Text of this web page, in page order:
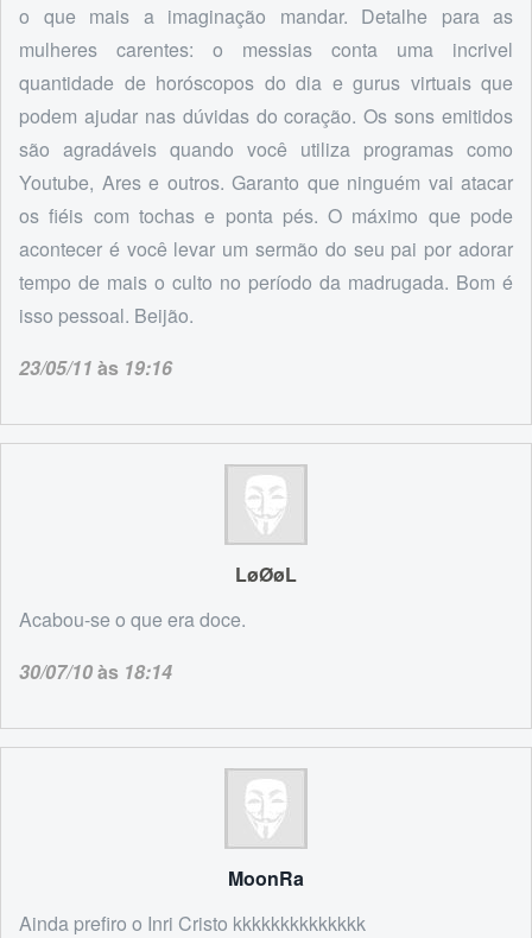
o que mais a imaginação mandar. Detalhe para as
mulheres carentes: o messias conta uma incrivel
quantidade de horóscopos do dia e gurus virtuais que
podem ajudar nas dúvidas do coração. Os sons emitidos
são agradáveis quando você utiliza programas como
Youtube, Ares e outros. Garanto que ninguém vai atacar
os fiéis com tochas e ponta pés. O máximo que pode
acontecer é você levar um sermão do seu pai por adorar
tempo de mais o culto no período da madrugada. Bom é
isso pessoal. Beijão.
23/05/11 às 19:16
LøØøL
Acabou-se o que era doce.
30/07/10às 18:14
MoonRa
Ainda prefiro o Inri Cristo kkkkkkkkkkkkkk